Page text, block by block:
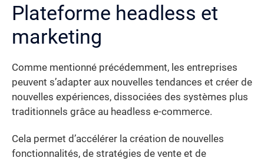
Plateforme headless et
marketing
Comme mentionné précédemment, les entreprises
peuvent s’adapter aux nouvelles tendances et créer de
nouvelles expériences, dissociées des systèmes plus
traditionnels grâce au headless e-commerce.
Cela permet d’accélérer la création de nouvelles
fonctionnalités, de stratégies de vente et de